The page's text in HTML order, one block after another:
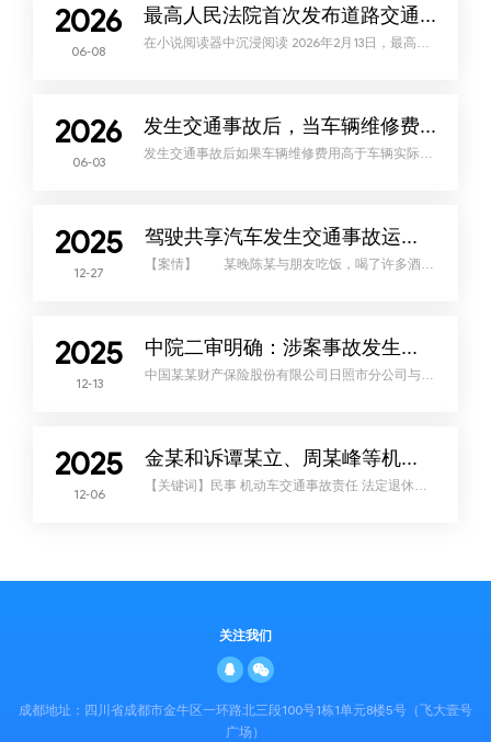
费用6500元。三、案件争议焦点在机动车与非机
动车之间发生的交通事故中，机动车一方是否有权
请求非机动车一方承担车辆
2026
06-08
最高人民法院首次发布道路交通安全刑事专题指导性案例
在小说阅读器中沉浸阅读 2026年2月13日，最高人
民法院发布第48批指导性案例（指导性案例268-
件办理质效，并发挥司法裁判的警示、教育、引领
功能，促进全民守法，有效维护公共安全和人民群
众生命财产安全。一、本批指导性案例
2026
06-03
发生交通事故后，当车辆维修费高于实际价值，法院这样判！
发生交通事故后如果车辆维修费用高于车辆实际价
值应当按维修费全额赔偿还是以车辆实际价值为限
事故主要责任，吴某负次要责任。彭某驾驶的车辆
登记在A物流公司名下，事后，A物流公司委托鉴
定机构对彭某驾驶的车辆修复费用进行评估，认定
2025
12-27
驾驶共享汽车发生交通事故运营商是否担责
【案情】 某晚陈某与朋友吃饭，喝了许多酒，
饭后陈某驾驶了手机上某平台的共享汽车软件上提
担相应的赔偿责任，双方协商未果，产生争
执。 【分歧】 共享汽车运营商是否应承担
赔偿责任？存在两种不同的意见： 第一种意见
认为，该
2025
12-13
中院二审明确：涉案事故发生后车辆损失即成为既定事实，其不以是否维修、如何维修而发生损失数额上的变化！
中国某某财产保险股份有限公司日照市分公司与韩
某军、车某幸机动车交通事故责任纠纷一案——涉
11民终1842号裁判要旨保险公司主张，一审法院认
定被侵权人的车辆损失过高，且被侵权人应提供维
修发票证实实际损失的支
2025
12-06
金某和诉谭某立、周某峰等机动车交通事故责任纠纷案 ——超法定退休年龄受害人的误工费请求能否予以支持
【关键词】民事 机动车交通事故责任 法定退休年
龄 误工费 行业标准【基本案情】 2022年4
关注我们
成都地址：四川省成都市金牛区一环路北三段100号1栋1单元8楼5号（飞大壹号
广场）